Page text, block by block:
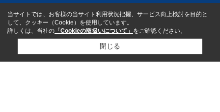
当サイトでは、お客様の当サイト利用状況把握、サービス向上検討を目的と
して、クッキー（Cookie）を使用しています。
詳しくは、当社の 「Cookieの取扱いについて」 をご確認ください。
閉じる